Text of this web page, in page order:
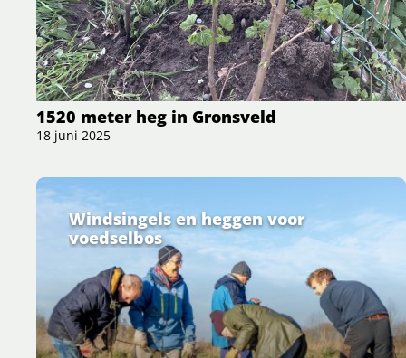
1520 meter heg in Gronsveld
18 juni 2025
Windsingels en heggen voor
voedselbos